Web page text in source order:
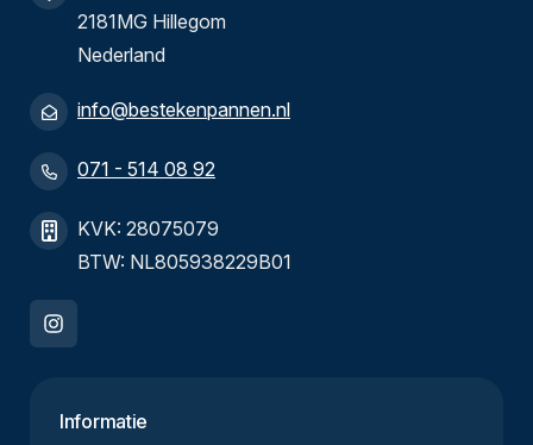
2181MG Hillegom
Nederland
info@bestekenpannen.nl
071 - 514 08 92
KVK: 28075079
BTW: NL805938229B01
Informatie